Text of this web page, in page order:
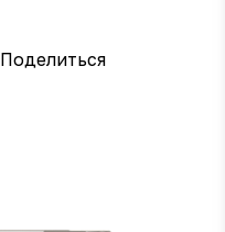
Поделиться